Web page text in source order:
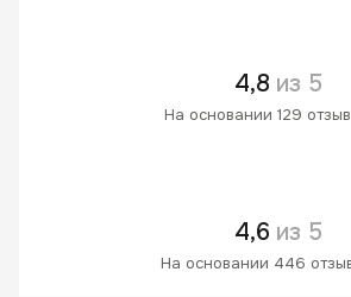
4,8 из 5
На основании 129
4,6 из 5
На основании 446